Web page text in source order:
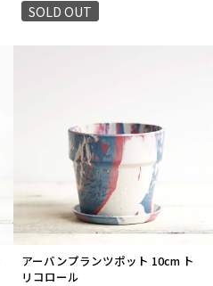
SOLD OUT
アーバンプランツポット 10cm ト
リコロール